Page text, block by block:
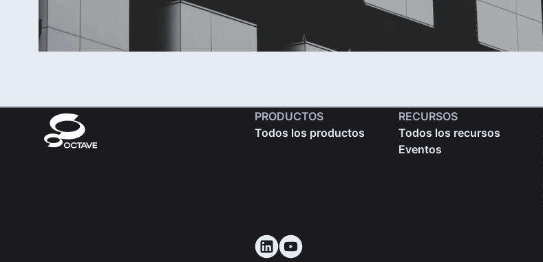
PRODUCTOS
Todos los productos
RECURSOS
Todos los recursos
Eventos